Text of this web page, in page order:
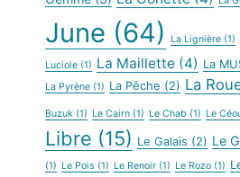
June (64) La Lignière (1)
Luciole (1) La Maillette (4) La
La Pyrène (1) La Pêche (2) La
Buzuk (1) Le Cairn (1) Le Chab (1) Le
Libre (15) Le Galais (2) Le
(1) Le Pois (1) Le Renoir (1) Le Rozo (1)